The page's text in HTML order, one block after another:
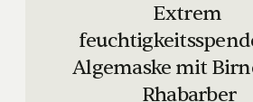
Extrem
Algemaske mit
Rhabarber